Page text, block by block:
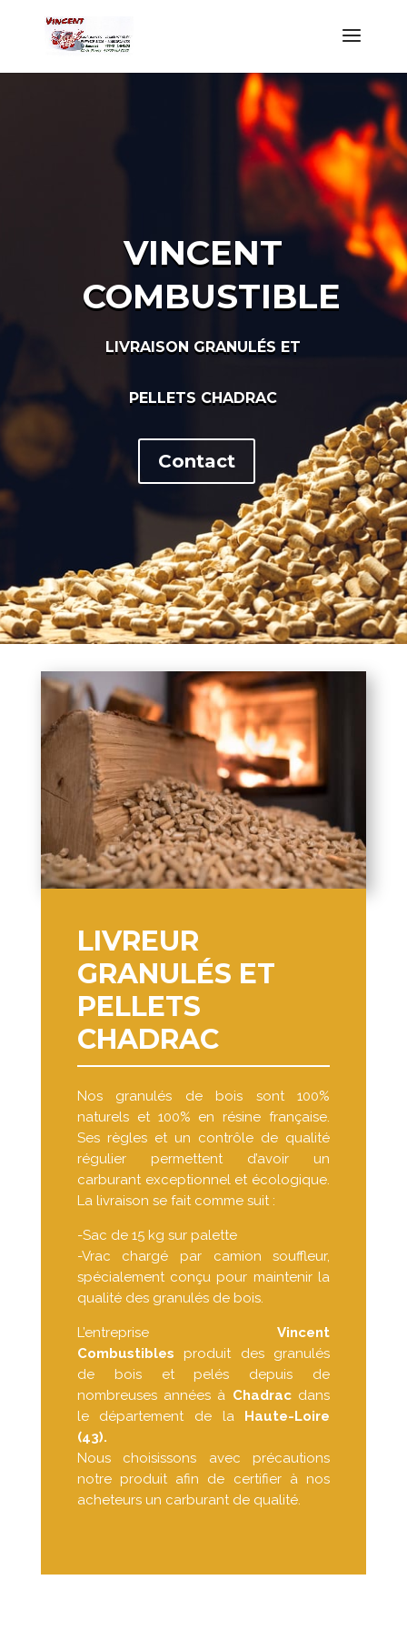
VINCENT
COMBUSTIBLE
LIVRAISON GRANULÉS ET
PELLETS CHADRAC
Contact
LIVREUR
GRANULÉS ET
PELLETS
CHADRAC
Nos granulés de bois sont 100%
naturels et 100% en résine française.
Ses règles et un contrôle de qualité
régulier permettent d’avoir un
carburant exceptionnel et écologique.
La livraison se fait comme suit :
-Sac de 15 kg sur palette
-Vrac chargé par camion souffleur,
spécialement conçu pour maintenir la
qualité des granulés de bois.
L’entrepriseVincent
Combustibles produit des granulés
de bois et pelés depuis de
nombreuses années à Chadracdans
le département de la Haute-Loire
(43).
Nous choisissons avec précautions
notre produit afin de certifier à nos
acheteurs un carburant de qualité.